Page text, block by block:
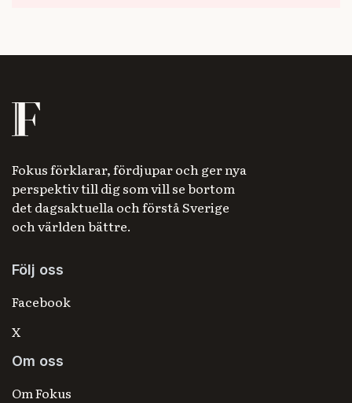
Fokus förklarar, fördjupar och ger nya
perspektiv till dig som vill se bortom
det dagsaktuella och förstå Sverige
och världen bättre.
Följ oss
Facebook
X
Om oss
Om Fokus